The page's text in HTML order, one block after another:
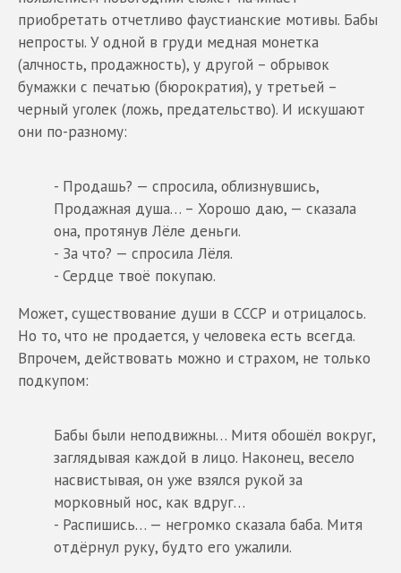
приобретать отчетливо фаустианские мотивы. Бабы
непросты. У одной в груди медная монетка
(алчность, продажность), у другой – обрывок
бумажки с печатью (бюрократия), у третьей –
черный уголек (ложь, предательство). И искушают
они по-разному:
- Продашь? — спросила, облизнувшись,
Продажная душа… – Хорошо даю, — сказала
она, протянув Лёле деньги.
- За что? — спросила Лёля.
- Сердце твоё покупаю.
Может, существование души в СССР и отрицалось.
Но то, что не продается, у человека есть всегда.
Впрочем, действовать можно и страхом, не только
подкупом:
Бабы были неподвижны… Митя обошёл вокруг,
заглядывая каждой в лицо. Наконец, весело
насвистывая, он уже взялся рукой за
морковный нос, как вдруг…
- Распишись… — негромко сказала баба. Митя
отдёрнул руку, будто его ужалили.